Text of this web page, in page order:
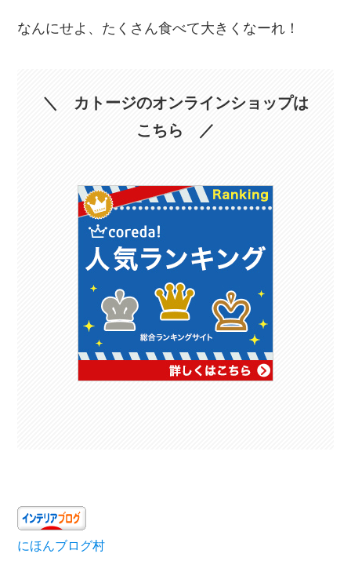
なんにせよ、たくさん食べて大きくなーれ！
＼ カトージのオンラインショップは
こちら ／
にほんブログ村